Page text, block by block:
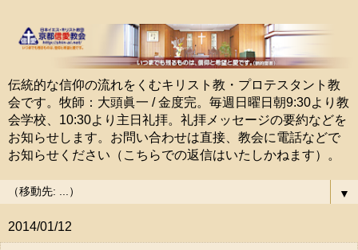
伝統的な信仰の流れをくむキリスト教・プロテスタント教
会です。牧師：大頭眞一 / 金度完。毎週日曜日朝9:30より教
会学校、10:30より主日礼拝。礼拝メッセージの要約などを
お知らせします。お問い合わせは直接、教会に電話などで
お知らせください（こちらでの返信はいたしかねます）。
▼
2014/01/12